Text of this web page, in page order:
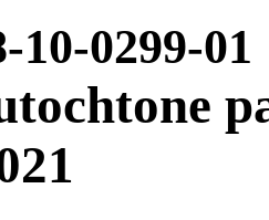
10-0299-01